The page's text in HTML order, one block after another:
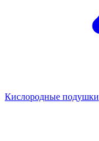
Кислородные подушки